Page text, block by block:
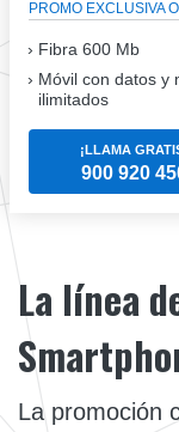
PROMO EXCLUSIVA
Fibra 600 Mb
Móvil con datos y
ilimitados
¡LLAMA
900 920
La línea
La promoción